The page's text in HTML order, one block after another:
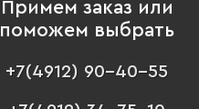
Примем заказ или
поможем выбрать
+7(4912) 90-40-55